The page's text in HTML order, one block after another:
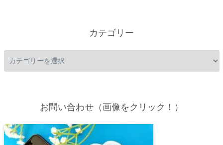
カテゴリー
お問い合わせ（画像をクリック！）